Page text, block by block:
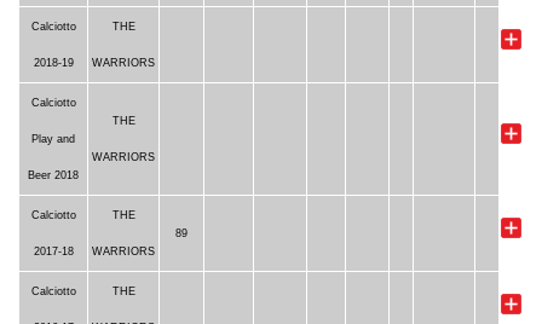
Calciotto
2018-19
THE
WARRIORS
Calciotto
Play and
Beer 2018
THE
WARRIORS
Calciotto
2017-18
THE
WARRIORS
89
Calciotto THE